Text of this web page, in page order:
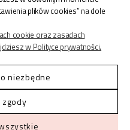
Blinkshop ®
plików cookies” na dole
cookie oraz zasadach
w Polityce prywatności.
niezbędne